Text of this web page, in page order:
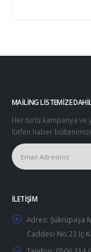
MAILING LISTEMIZE
Her türlü kampanya
lütfen haber
İLETIŞIM
Adres: Şükrüpaşa
Caddesi No:23 İç